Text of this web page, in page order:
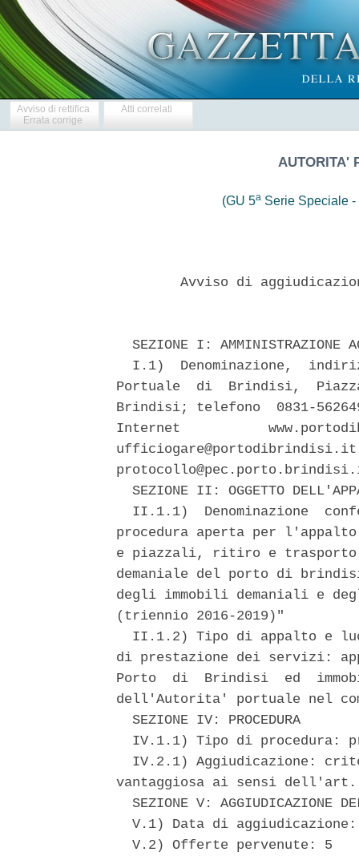
Avviso di rettifica
Errata corrige
Atti correlati
AUTORITA'
(GU 5aSerie Speciale -
Avviso di
SEZIONE I: AMMINISTRAZIONE
I.1)  Denominazione,
Portuale  di  Brindisi,
Brindisi; telefono  0831-
Internet
SEZIONE II: OGGETTO
II.1.1)  Denominazione
procedura aperta per
e piazzali, ritiro e
demaniale del porto di
degli immobili demaniali e
(triennio 2016-2019)"
II.1.2) Tipo di appalto e
di prestazione dei servizi:
Porto  di  Brindisi  ed
dell'Autorita' portuale nel
  SEZIONE IV: PROCEDURA
IV.1.1) Tipo di procedura:
IV.2.1) Aggiudicazione:
vantaggiosa ai sensi
SEZIONE V: AGGIUDICAZIONE
V.1) Data di
  V.2) Offerte pervenute: 5